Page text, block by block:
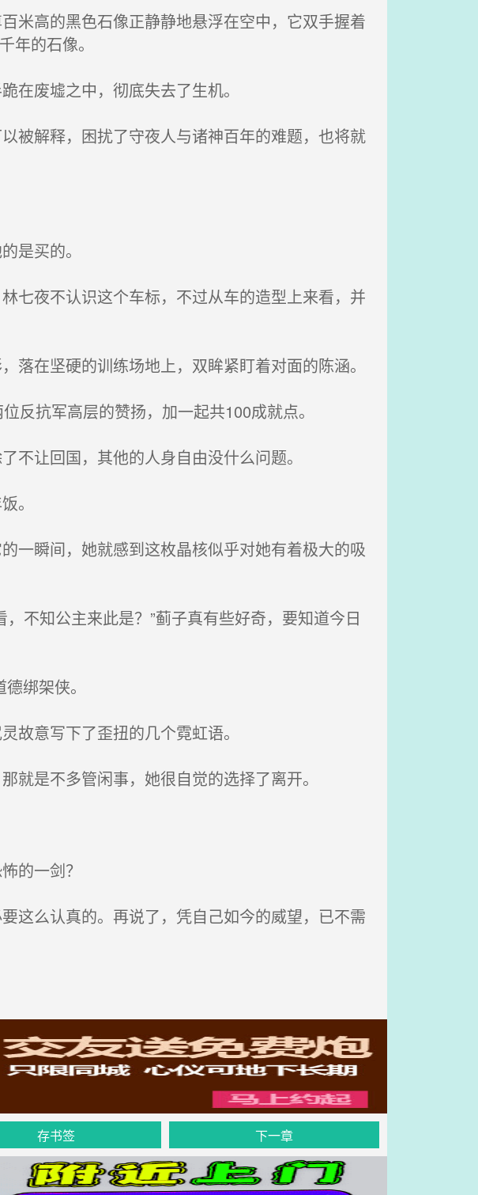
米高的黑色石像正静静地悬浮在空中，它双手握着
年的石像。
废墟之中，彻底失去了生机。
被解释，困扰了守夜人与诸神百年的难题，也将就
是买的。
七夜不认识这个车标，不过从车的造型上来看，并
在坚硬的训练场地上，双眸紧盯着对面的陈涵。
抗军高层的赞扬，加一起共100成就点。
让回国，其他的人身自由没什么问题。
。
一瞬间，她就感到这枚晶核似乎对她有着极大的吸
不知公主来此是？”蓟子真有些好奇，要知道今日
绑架侠。
意写下了歪扭的几个霓虹语。
是不多管闲事，她很自觉的选择了离开。
的一剑？
这么认真的。再说了，凭自己如今的威望，已不需
存书签 下一章